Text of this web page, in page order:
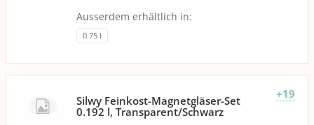
Ausserdem erhältlich in:
0.75 l
+19
Silwy Feinkost-Magnetgläser-Set
0.192 l, Transparent/Schwarz